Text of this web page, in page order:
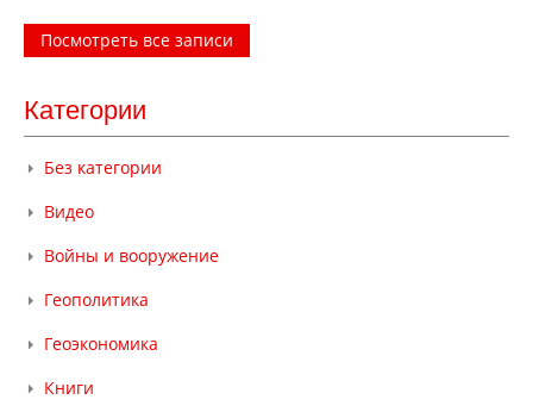
Посмотреть все записи
Категории
Без категории
Видео
Войны и вооружение
Геополитика
Геоэкономика
Книги